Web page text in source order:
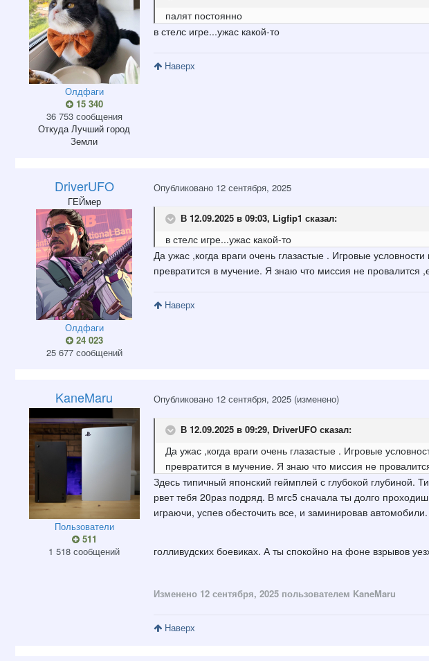
Олдфаги
15 340
36 753 сообщения
Откуда Лучший город
Земли
палят постоянно
в стелс игре...ужас какой-то
Наверх
DriverUFO
ГЕЙмер
Олдфаги
24 023
25 677 сообщений
Опубликовано 12 сентября, 2025
В 12.09.2025 в 09:03, Ligfip1 сказал:
в стелс игре...ужас какой-то
Да ужас ,когда враги очень глазастые . Игровые
превратится в мучение. Я знаю что миссия не провалится
Наверх
KaneMaru
Пользователи
511
1 518 сообщений
Опубликовано 12 сентября, 2025 (изменено)
В 12.09.2025 в 09:29, DriverUFOсказал:
Да ужас ,когда враги очень глазастые . Игровые
превратится в мучение. Я знаю что миссия не
Здесь типичный японский геймплей с глубокой глубиной.
рвет тебя 20раз подряд. В мгс5 сначала ты долго
играючи, успев обесточить все, и заминировав
голливудских боевиках. А ты спокойно на фоне взрывов
Изменено 12 сентября, 2025пользователем KaneMaru
Наверх